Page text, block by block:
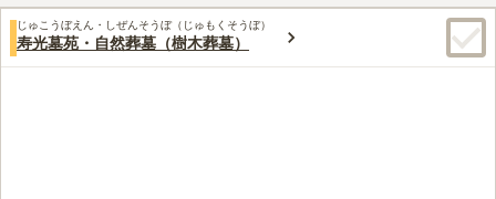
口コミ評価
この霊園はまだ誰からも評価されていません。
じゅこうぼえん・しぜんそうぼ（じゅもくそうぼ）
寿光墓苑・自然葬墓（樹木葬墓）